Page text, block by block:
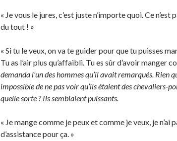
« Je vous le jures, c’est juste n’importe quoi. Ce n’est
du tout ! »
« Si tu le veux, on va te guider pour que tu puisses
Tu as l’air plus qu’affaibli. Tu es sûr d’avoir manger
demanda l’un des hommes qu’il avait remarqués. Rien
impossible de ne pas voir qu’ils étaient des chevaliers-
quelle sorte ? Ils semblaient puissants.
« Je mange comme je peux et comme je veux, je n’ai
d’assistance pour ça. »